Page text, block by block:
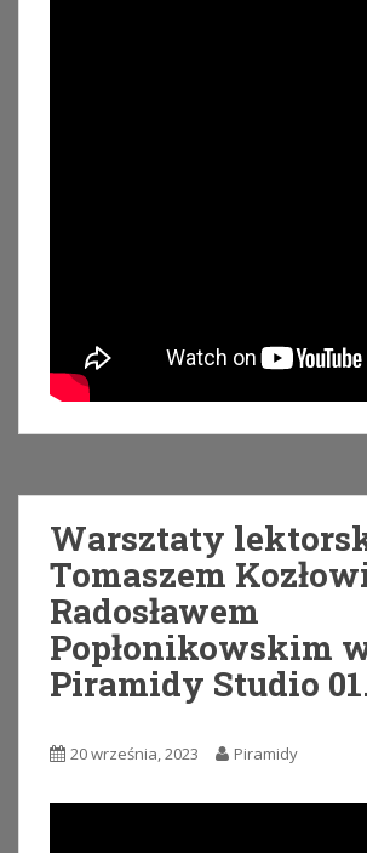
Warsztaty
Tomaszem
Radosławem
Popłonikowskim
Piramidy Studio
20 września, 2023 Piramidy